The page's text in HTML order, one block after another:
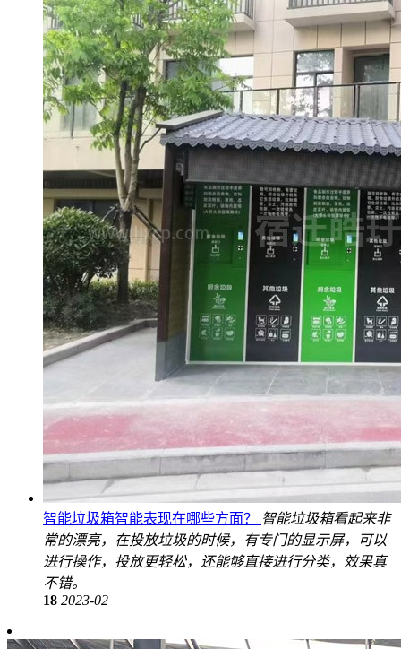
智能垃圾箱智能表现在哪些方面？
智能垃圾箱看起来非
常的漂亮，在投放垃圾的时候，有专门的显示屏，可以
进行操作，投放更轻松，还能够直接进行分类，效果真
不错。
18 2023-02